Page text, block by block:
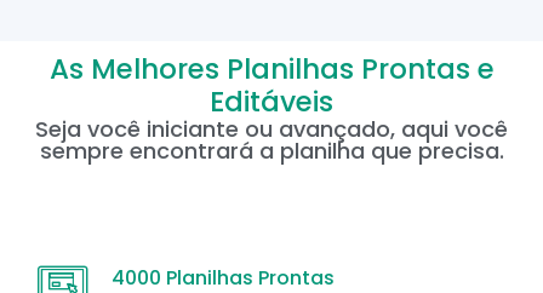
As Melhores Planilhas Prontas e
Editáveis
Seja você iniciante ou avançado, aqui você
sempre encontrará a planilha que precisa.
4000 Planilhas Prontas